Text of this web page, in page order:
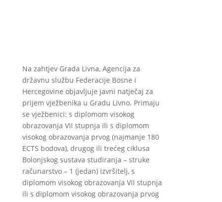
Na zahtjev Grada Livna, Agencija za
državnu službu Federacije Bosne i
Hercegovine objavljuje javni natječaj za
prijem vježbenika u Gradu Livno. Primaju
se vježbenici: s diplomom visokog
obrazovanja VII stupnja ili s diplomom
visokog obrazovanja prvog (najmanje 180
ECTS bodova), drugog ili trećeg ciklusa
Bolonjskog sustava studiranja – struke
računarstvo – 1 (jedan) izvršitelj, s
diplomom visokog obrazovanja VII stupnja
ili s diplomom visokog obrazovanja prvog